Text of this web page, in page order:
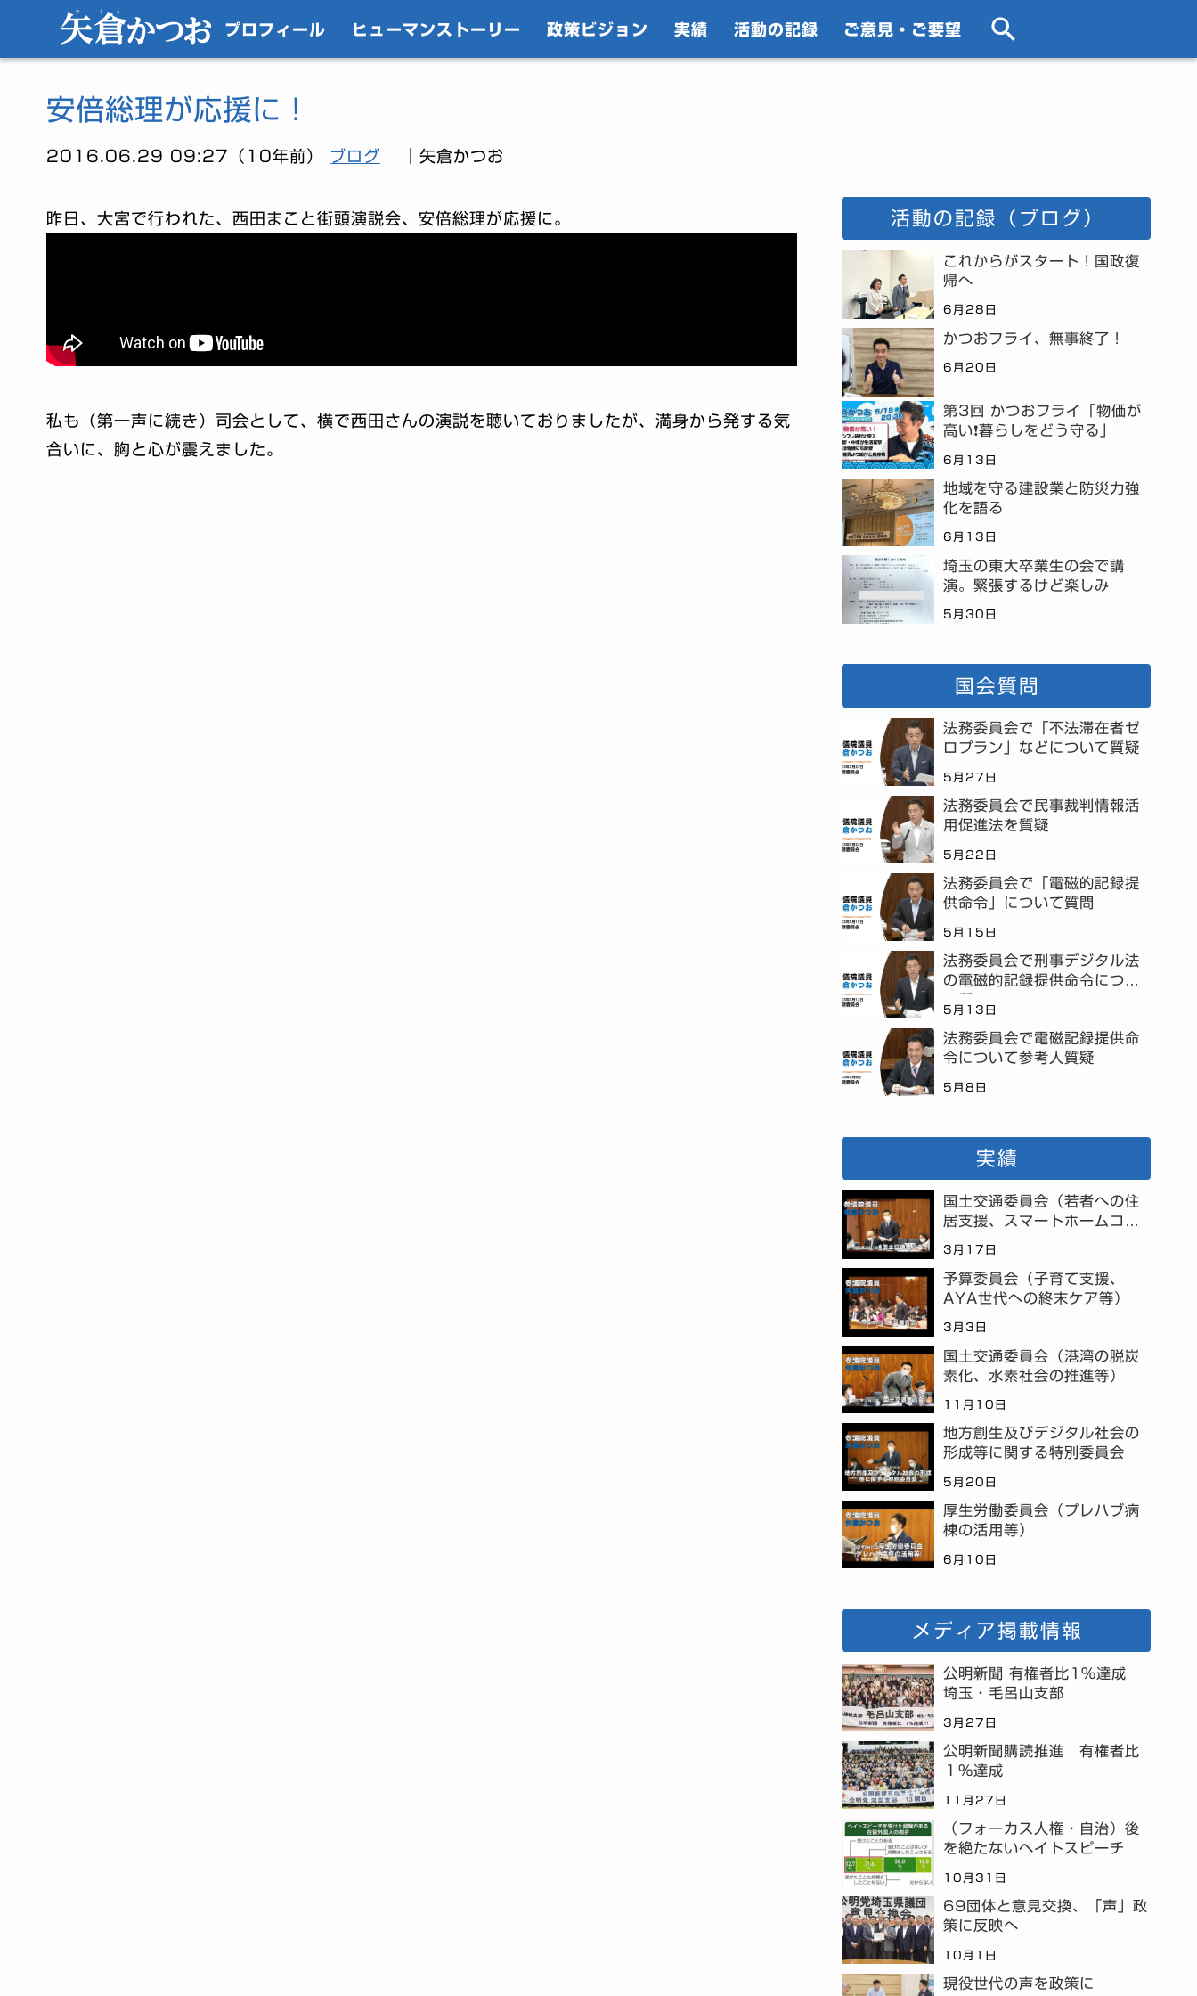
プロフィール ヒューマンストーリー 政策ビジョン 実績 活動の記録 ご意見・ご要望
安倍総理が応援に！
2016.06.29 09:27（10年前） ブログ ｜矢倉かつお
昨日、大宮で行われた、西田まこと街頭演説会、安倍総理が応援に。
私も（第一声に続き）司会として、横で西田さんの演説を聴いておりましたが、満身から発する気
合いに、胸と心が震えました。
活動の記録（ブログ）
これからがスタート！国政復
帰へ
6月28日
かつおフライ、無事終了！
6月20日
第3回 かつおフライ「物価が
高い❗暮らしをどう守る」
6月13日
地域を守る建設業と防災力強
化を語る
6月13日
埼玉の東大卒業生の会で講
演。緊張するけど楽しみ
5月30日
国会質問
法務委員会で「不法滞在者ゼ
ロプラン」などについて質疑
5月27日
法務委員会で民事裁判情報活
用促進法を質疑
5月22日
法務委員会で「電磁的記録提
供命令」について質問
5月15日
法務委員会で刑事デジタル法
の電磁的記録提供命令につい
5月13日
法務委員会で電磁記録提供命
令について参考人質疑
5月8日
実績
国土交通委員会（若者への住
居支援、スマートホームコミ
3月17日
予算委員会（子育て支援、
AYA世代への終末ケア等）
3月3日
国土交通委員会（港湾の脱炭
素化、水素社会の推進等）
11月10日
地方創生及びデジタル社会の
形成等に関する特別委員会
5月20日
厚生労働委員会（プレハブ病
棟の活用等）
6月10日
メディア掲載情報
公明新聞 有権者比1%達成
埼玉・毛呂山支部
3月27日
公明新聞購読推進 有権者比
１％達成
11月27日
（フォーカス人権・自治）後
を絶たないヘイトスピーチ
10月31日
69団体と意見交換、「声」政
策に反映へ
10月1日
現役世代の声を政策に